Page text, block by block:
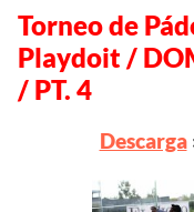
Torneo de
Playdoit /
/ PT. 4
Descarga